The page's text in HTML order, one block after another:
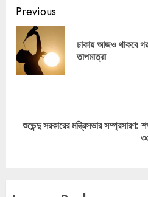
Continue
Reading
Previous
ঢাকায় আজও থাকবে
তাপমাত্রা
Next
শুভেন্দু সরকারের মন্ত্রিসভার